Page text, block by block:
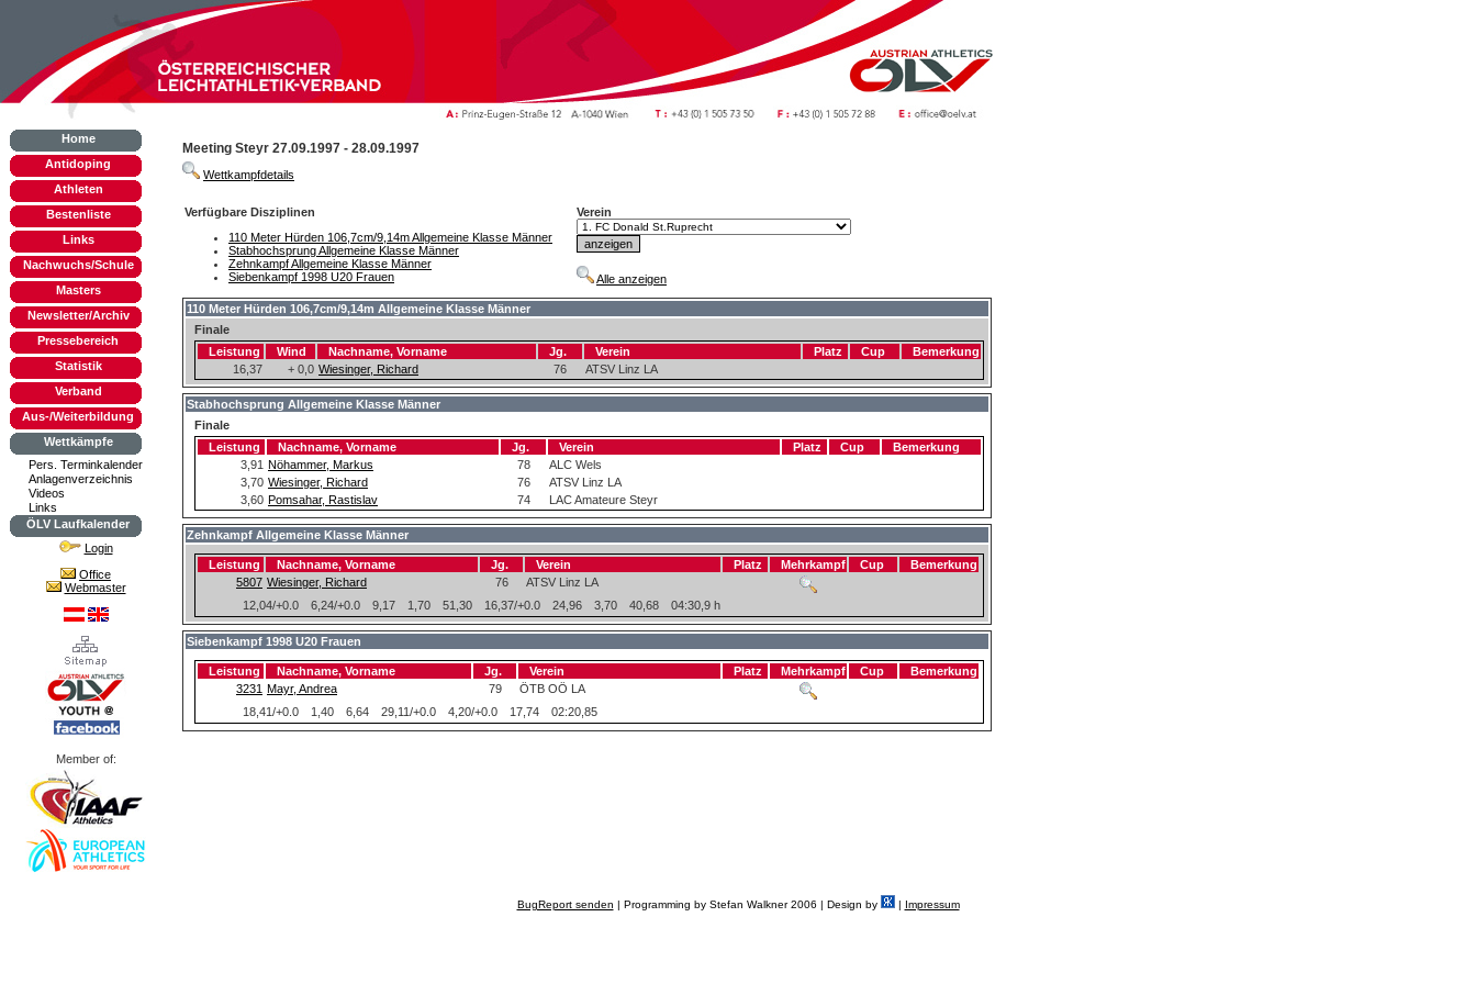
Home
Antidoping
Athleten
Bestenliste
Links
Nachwuchs/Schule
Masters
Newsletter/Archiv
Pressebereich
Statistik
Verband
Aus-/Weiterbildung
Wettkämpfe
Pers. Terminkalender
Anlagenverzeichnis
Videos
Links
ÖLV Laufkalender
Login
Office
Webmaster
Member of:
Meeting Steyr 27.09.1997 - 28.09.1997
Wettkampfdetails
Verfügbare Disziplinen
110 Meter Hürden 106,7cm/9,14m Allgemeine Klasse Männer
Stabhochsprung Allgemeine Klasse Männer
Zehnkampf Allgemeine Klasse Männer
Siebenkampf 1998 U20 Frauen
Verein
Alle anzeigen
110 Meter Hürden 106,7cm/9,14m Allgemeine Klasse Männer
Finale
Leistung
Wind Nachname, Vorname Jg. Verein Platz Cup
Bemerkung
16,37
+ 0,0 Wiesinger, Richard 76 ATSV Linz LA
Stabhochsprung Allgemeine Klasse Männer
Finale
Leistung
Nachname, Vorname Jg. Verein Platz Cup
Bemerkung
3,91 Nöhammer, Markus 78
ALC Wels
3,70 Wiesinger, Richard 76
ATSV Linz LA
3,60 Pomsahar, Rastislav 74 LAC Amateure Steyr
Zehnkampf Allgemeine Klasse Männer
Leistung Nachname, Vorname Jg. Verein Platz Mehrkampf Cup
Bemerkung
5807 Wiesinger, Richard 76
ATSV Linz LA
12,04/+0.0
6,24/+0.0 9,17 1,70 51,30 16,37/+0.0 24,96 3,70 40,68 04:30,9 h
Siebenkampf 1998 U20 Frauen
Leistung Nachname, Vorname Jg. Verein Platz Mehrkampf Cup
Bemerkung
3231 Mayr, Andrea 79
ÖTB OÖ LA
18,41/+0.0
1,40 6,64 29,11/+0.0 4,20/+0.0 17,74 02:20,85
BugReport senden | Programming by Stefan Walkner 2006 | Design by | Impressum